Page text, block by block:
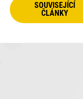
SOUVISEJÍCÍ
ČLÁNKY